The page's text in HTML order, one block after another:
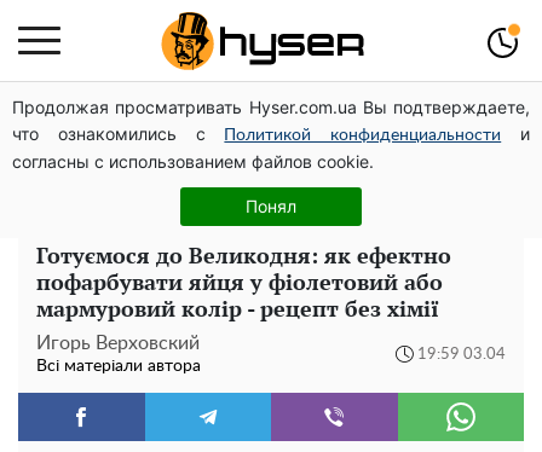
Продолжая просматривать Hyser.com.ua Вы подтверждаете,
что ознакомились с
Политикой конфиденциальности
и
согласны с использованием файлов cookie.
Понял
Гола Олена Тополя у цікавих позах змусила відвисати
щелепи: злив відео – було лише початком
Олена Тополя злив відео – це далеко не все: фронтмен
"Антитіла" Тарас Тополя став наступним
Готуємося до Великодня: як ефектно
пофарбувати яйця у фіолетовий або
мармуровий колір - рецепт без хімії
Игорь Верховский
Всі матеріали автора
19:59 03.04